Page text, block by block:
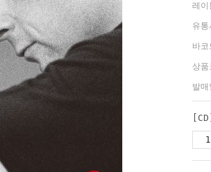
레이
유통
바코
상품
발매